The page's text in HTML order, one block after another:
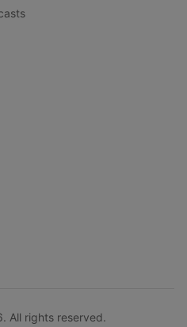
All rights reserved.